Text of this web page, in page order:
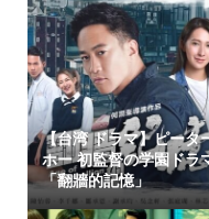
【台湾 ドラマ】ピータ
ホー 初監督の学園ドラ
「翻牆的記憶」